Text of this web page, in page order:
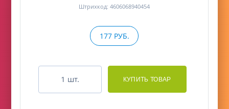
Штрихкод: 4606068940454
177 РУБ.
шт.